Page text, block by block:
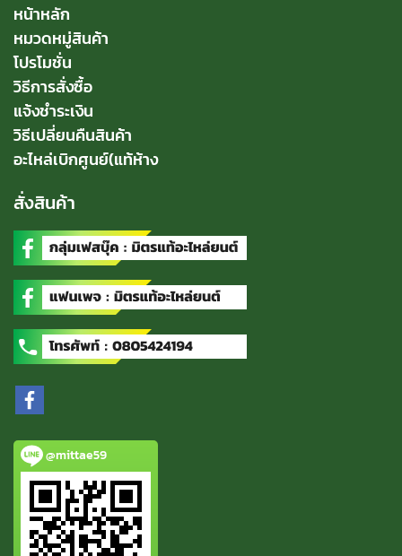
หน้าหลัก
หมวดหมู่สินค้า
โปรโมชั่น
วิธีการสั่งซื้อ
แจ้งชำระเงิน
วิธีเปลี่ยนคืนสินค้า
อะไหล่เบิกศูนย์(แท้ห้าง
สั่งสินค้า
@mittae59